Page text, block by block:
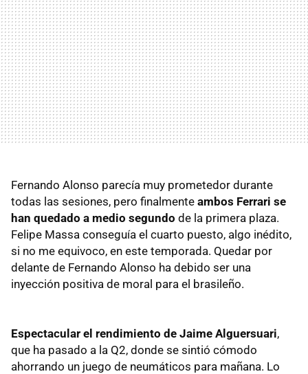
Fernando Alonso parecía muy prometedor durante
todas las sesiones, pero finalmente ambos Ferrari se
han quedado a medio segundo de la primera plaza.
Felipe Massa conseguía el cuarto puesto, algo inédito,
si no me equivoco, en este temporada. Quedar por
delante de Fernando Alonso ha debido ser una
inyección positiva de moral para el brasileño.
Espectacular el rendimiento de Jaime Alguersuari,
que ha pasado a la Q2, donde se sintió cómodo
ahorrando un juego de neumáticos para mañana. Lo